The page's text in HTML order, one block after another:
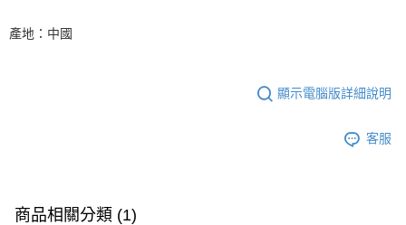
產地：中國
顯示電腦版詳細說明
客服
商品相關分類 (1)